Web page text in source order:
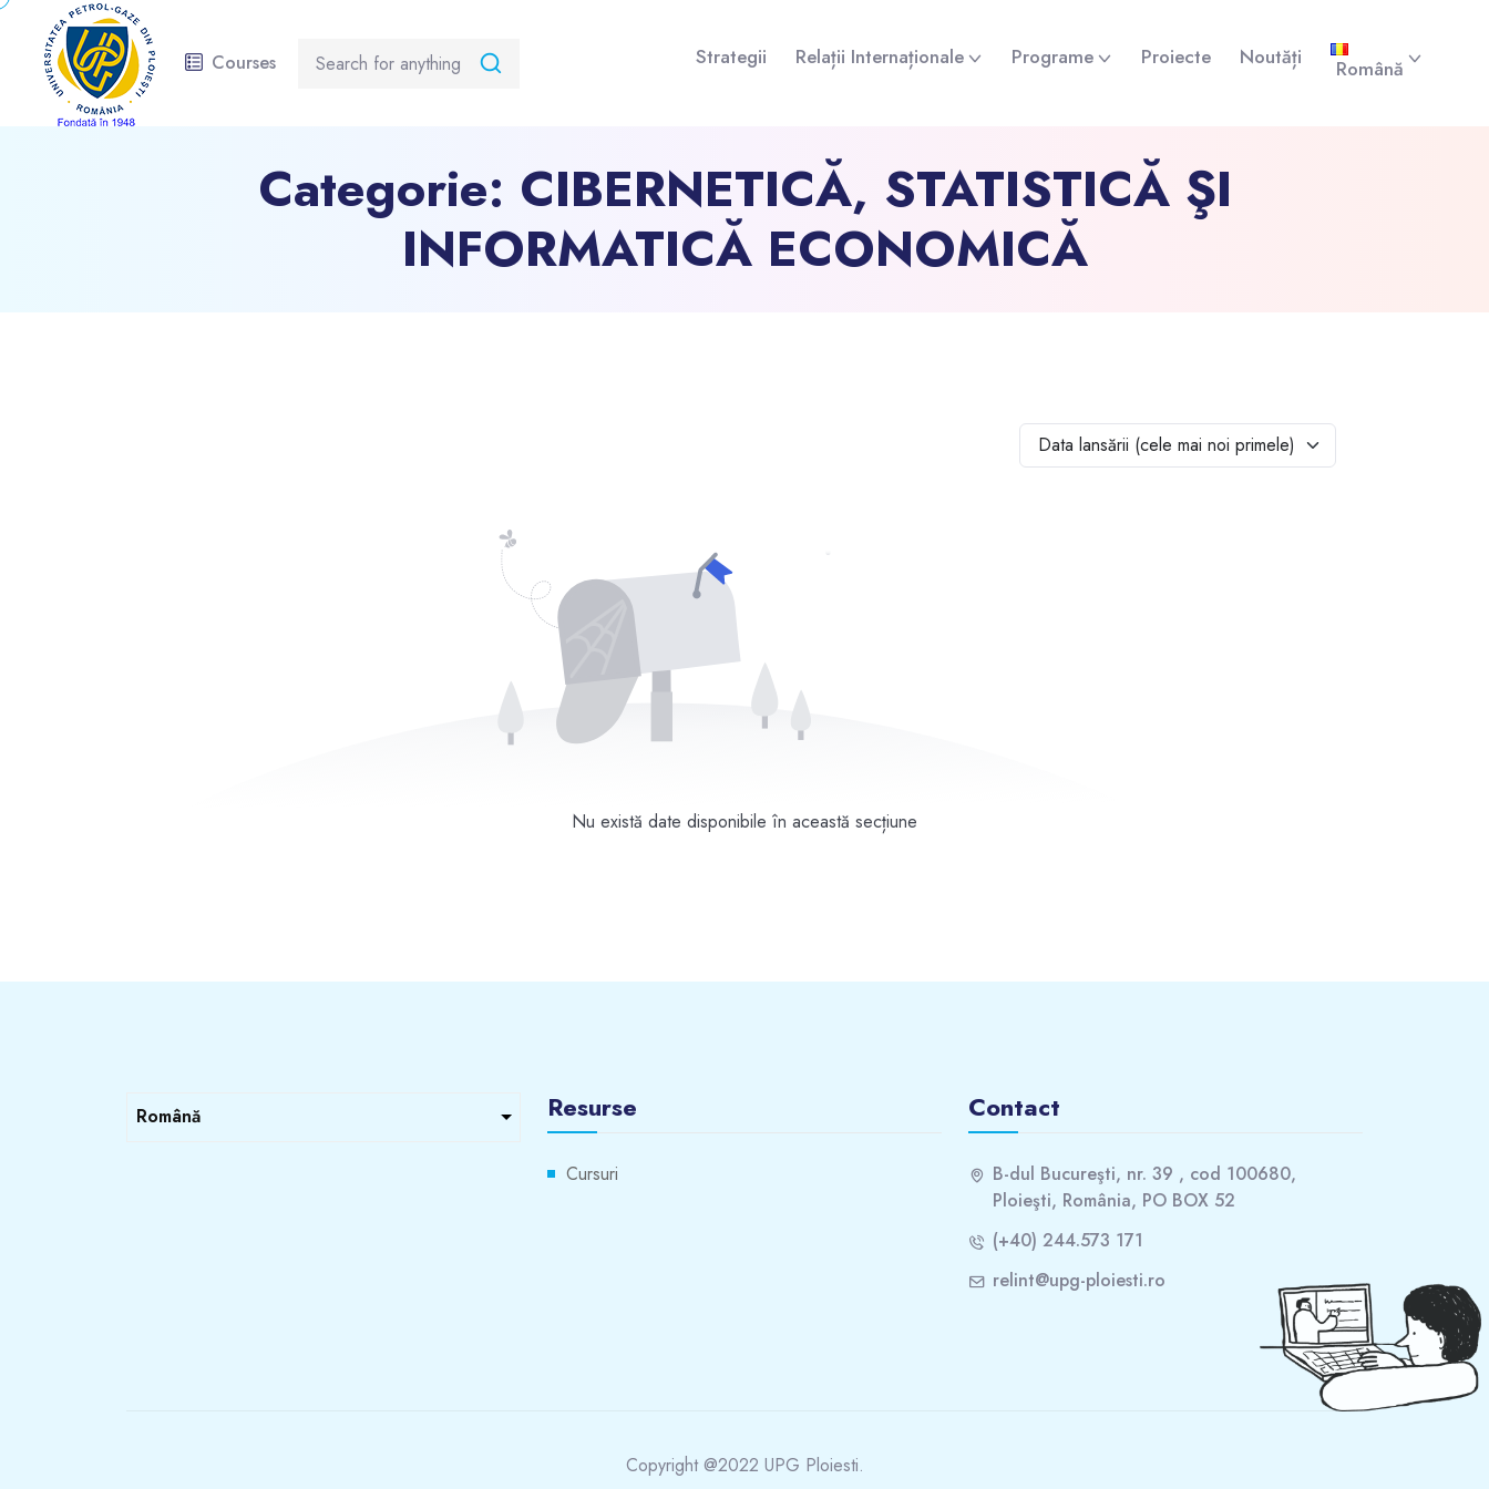
Courses Strategii Relații Internaționale Programe Proiecte Noutăți Română
Categorie: CIBERNETICĂ, STATISTICĂ ŞI
INFORMATICĂ ECONOMICĂ
Data lansării (cele mai noi primele)
Nu există date disponibile în această secțiune
Resurse
Cursuri
Contact
B-dul Bucureşti, nr. 39 , cod 100680,
Ploieşti, România, PO BOX 52
(+40) 244.573 171
relint@upg-ploiesti.ro
Copyright @2022 UPG Ploiesti.